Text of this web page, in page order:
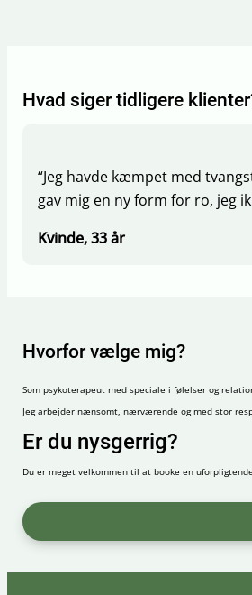
Hvad siger tidligere
“Jeg havde kæmpet med
gav mig en ny form for ro, jeg
Kvinde, 33 år
Hvorfor vælge mig?
Som psykoterapeut med speciale i følelser og
Jeg arbejder nænsomt, nærværende og med stor
Er du nysgerrig?
Du er meget velkommen til at booke en